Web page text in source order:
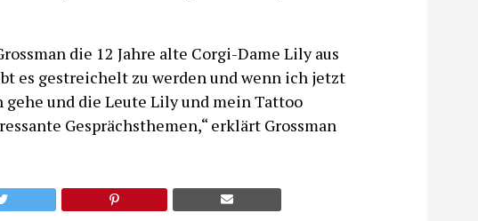
die 12 Jahre alte Corgi-Dame Lily aus
es gestreichelt zu werden und wenn ich jetzt
und die Leute Lily und mein Tattoo
Gesprächsthemen,“ erklärt Grossman